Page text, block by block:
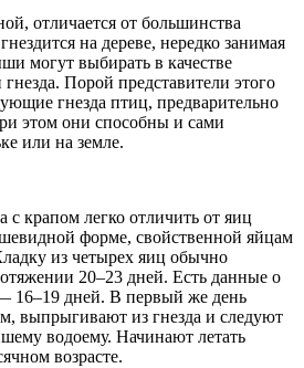
отличается от большинства
на дереве, нередко занимая
могут выбирать в качестве
Порой представители этого
гнезда птиц, предварительно
этом они способны и сами
или на земле.
с крапом легко отличить от яиц
форме, свойственной яйцам
из четырех яиц обычно
20–23 дней. Есть данные о
16–19 дней. В первый же день
выпрыгивают из гнезда и следуют
водоему. Начинают летать
возрасте.